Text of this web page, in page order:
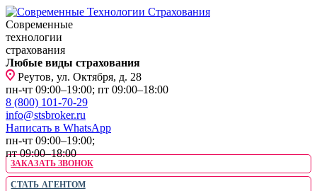
Современные
технологии
страхования
Любые виды страхования
Реутов, ул. Октября, д. 28
пн-чт 09:00–19:00; пт 09:00–18:00
8 (800) 101-70-29
info@stsbroker.ru
Написать в WhatsApp
пн-чт 09:00–19:00;
пт 09:00–18:00
ЗАКАЗАТЬ ЗВОНОК
СТАТЬ АГЕНТОМ